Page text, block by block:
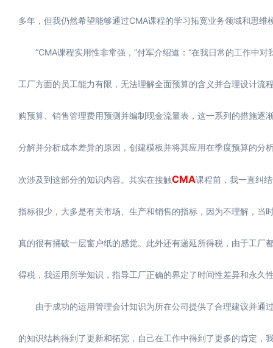
多年，但我仍然希望能够通过CMA课程的学习拓宽业务领域和思
“CMA课程实用性非常强，”付军介绍道：“在我日常的工作中对
工厂方面的员工能力有限，无法理解全面预算的含义并合理设计
购预算、销售管理费用预测并编制现金流量表，这一系列的措施
分解并分析成本差异的原因，创建模板并将其应用在季度预算的
次涉及到这部分的知识内容。其实在接触CMA课程前，我一直纠
指标很少，大多是有关市场、生产和销售的指标，因为不理解，
真的很有捅破一层窗户纸的感觉。此外还有递延所得税，由于工
得税，我运用所学知识，指导工厂正确的界定了时间性差异和永久
由于成功的运用管理会计知识为所在公司提供了合理建议并通
的知识结构得到了更新和拓宽，自己在工作中得到了更多的肯定